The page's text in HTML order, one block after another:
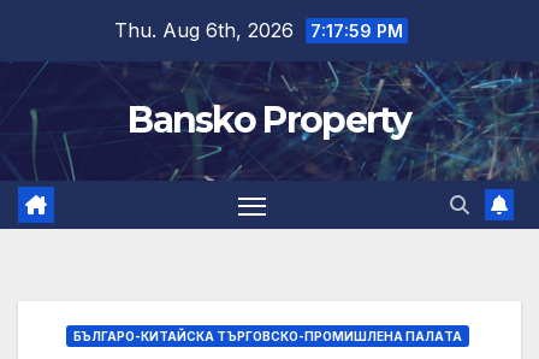
content
Thu. Aug 6th, 2026 7:18:00 PM
Bansko Property
БЪЛГАРО-КИТАЙСКА ТЪРГОВСКО-ПРОМИШЛЕНА ПАЛAТА